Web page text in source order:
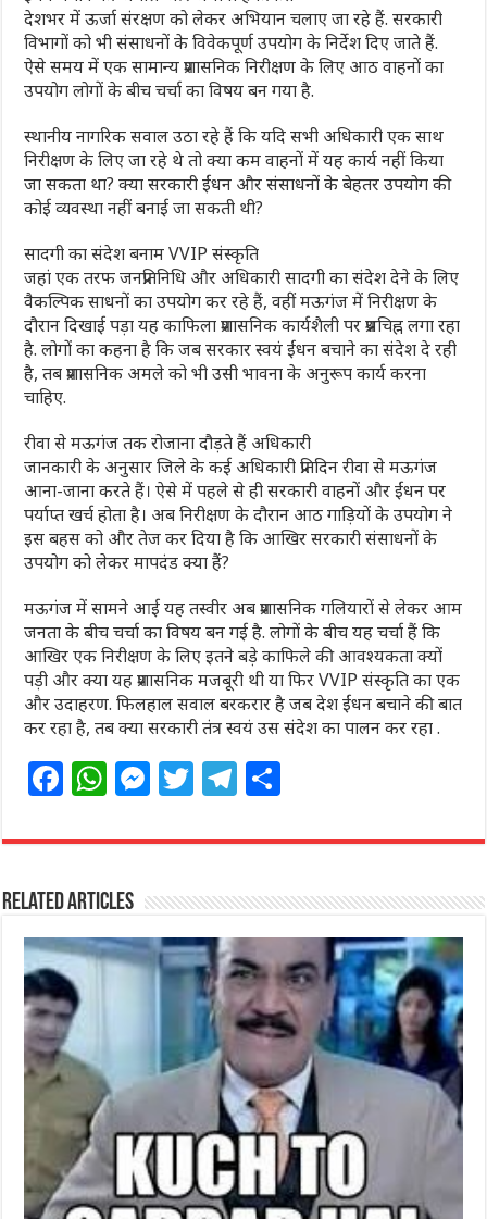
देशभर में ऊर्जा संरक्षण को लेकर अभियान चलाए जा रहे हैं. सरकारी
विभागों को भी संसाधनों के विवेकपूर्ण उपयोग के निर्देश दिए जाते हैं.
ऐसे समय में एक सामान्य प्रशासनिक निरीक्षण के लिए आठ वाहनों का
उपयोग लोगों के बीच चर्चा का विषय बन गया है.
स्थानीय नागरिक सवाल उठा रहे हैं कि यदि सभी अधिकारी एक साथ
निरीक्षण के लिए जा रहे थे तो क्या कम वाहनों में यह कार्य नहीं किया
जा सकता था? क्या सरकारी ईंधन और संसाधनों के बेहतर उपयोग की
कोई व्यवस्था नहीं बनाई जा सकती थी?
सादगी का संदेश बनाम VVIP संस्कृति
जहां एक तरफ जनप्रतिनिधि और अधिकारी सादगी का संदेश देने के लिए
वैकल्पिक साधनों का उपयोग कर रहे हैं, वहीं मऊगंज में निरीक्षण के
दौरान दिखाई पड़ा यह काफिला प्रशासनिक कार्यशैली पर प्रश्नचिह्न लगा रहा
है. लोगों का कहना है कि जब सरकार स्वयं ईंधन बचाने का संदेश दे रही
है, तब प्रशासनिक अमले को भी उसी भावना के अनुरूप कार्य करना
चाहिए.
रीवा से मऊगंज तक रोजाना दौड़ते हैं अधिकारी
जानकारी के अनुसार जिले के कई अधिकारी प्रतिदिन रीवा से मऊगंज
आना-जाना करते हैं। ऐसे में पहले से ही सरकारी वाहनों और ईंधन पर
पर्याप्त खर्च होता है। अब निरीक्षण के दौरान आठ गाड़ियों के उपयोग ने
इस बहस को और तेज कर दिया है कि आखिर सरकारी संसाधनों के
उपयोग को लेकर मापदंड क्या हैं?
मऊगंज में सामने आई यह तस्वीर अब प्रशासनिक गलियारों से लेकर आम
जनता के बीच चर्चा का विषय बन गई है. लोगों के बीच यह चर्चा हैं कि
आखिर एक निरीक्षण के लिए इतने बड़े काफिले की आवश्यकता क्यों
पड़ी और क्या यह प्रशासनिक मजबूरी थी या फिर VVIP संस्कृति का एक
और उदाहरण. फिलहाल सवाल बरकरार है जब देश ईंधन बचाने की बात
कर रहा है, तब क्या सरकारी तंत्र स्वयं उस संदेश का पालन कर रहा .
F
c
e
b
o
o
k
W
at
s
A
p
M
ss
n
g
e
T
itt
r
T
e
ra
m
ar
Related Articles